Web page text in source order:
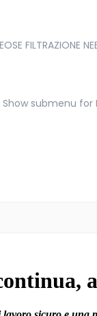
FILTRAZIONE
Show submenu for I